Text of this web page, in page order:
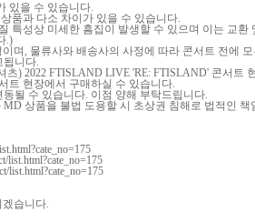
있을 수 있습니다.
품과 다소 차이가 있을 수 있습니다.
특성상 미세한 흠집이 발생할 수 있으며 이는 교환
.)
며, 물류사와 배송사의 사정에 따라 콘서트 전에
됩니다.
츠) 2022 FTISLAND LIVE 'RE: FTISLAND' 콘서트
트 현장에서 구매하실 수 있습니다.
될 수 있습니다. 이점 양해 부탁드립니다.
MD 상품을 불법 도용할 시 초상권 침해로 법적인 책
list.html?cate_no=175
list.html?cate_no=175
겠습니다.